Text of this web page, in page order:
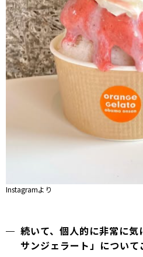
Instagramより
続いて、個人的に非常に気
サンジェラート」について